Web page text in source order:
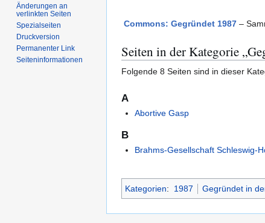
Commons: Gegründet 1987 –
Seiten in der Kategorie
Folgende 8 Seiten sind in dieser
A
Abortive Gasp
B
Brahms-Gesellschaft Schleswig-
Kategorien: 1987 Gegründet in
Änderungen an
verlinkten Seiten
Spezialseiten
Druckversion
Permanenter Link
Seiten­­informationen